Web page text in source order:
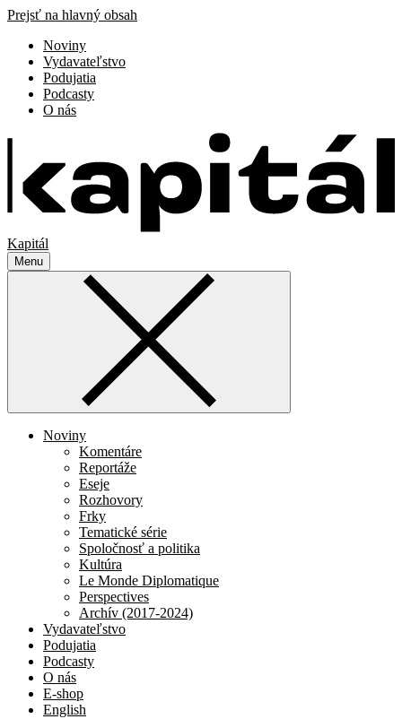
Prejsť na hlavný obsah
Noviny
Vydavateľstvo
Podujatia
Podcasty
O nás
Kapitál
Menu
Noviny
Komentáre
Reportáže
Eseje
Rozhovory
Frky
Tematické série
Spoločnosť a politika
Kultúra
Le Monde Diplomatique
Perspectives
Archív (2017-2024)
Vydavateľstvo
Podujatia
Podcasty
O nás
E-shop
English